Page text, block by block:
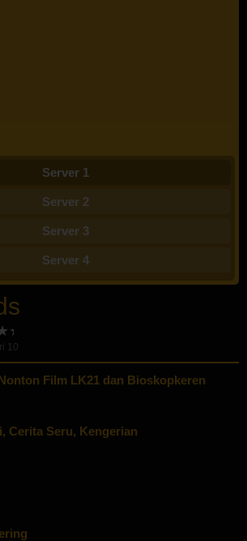
Server 1
Server 2
Server 3
Server 4
10
Film LK21 dan Bioskopkeren
, Cerita Seru, Kengerian